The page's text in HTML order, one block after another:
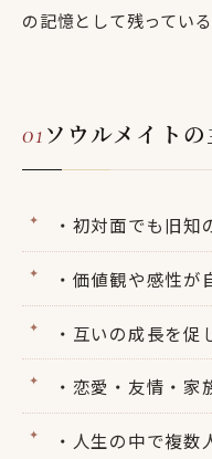
の記憶として残ってい
ソウルメイト
・初対面でも旧
・価値観や感性が
・互いの成長を促
・恋愛・友情・家
・人生の中で複数